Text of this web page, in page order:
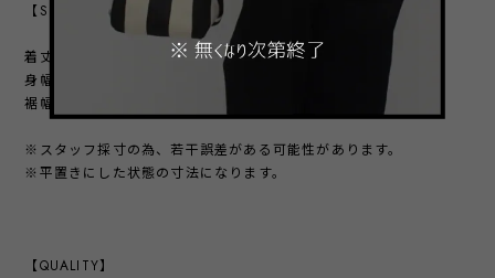
【SIZE】
着丈 前身58㎝ 後身65㎝
身幅 74㎝
裾幅 64㎝
※スタッフ採寸の為、若干誤差がある可能性があります。
※平置きにした状態の寸法になります。
【QUALITY】